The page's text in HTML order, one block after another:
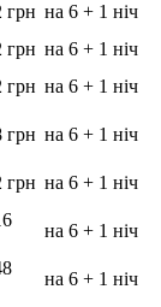
грн на 6 + 1 ніч
грн на 6 + 1 ніч
грн на 6 + 1 ніч
грн на 6 + 1 ніч
грн на 6 + 1 ніч
на 6 + 1 ніч
на 6 + 1 ніч